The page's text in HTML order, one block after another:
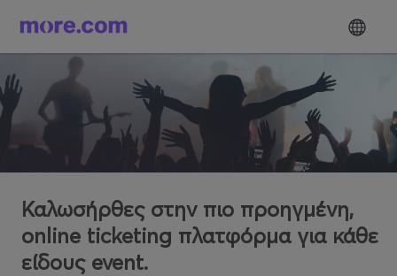
Καλωσήρθες στην πιο προηγμένη,
online ticketing πλατφόρμα για κάθε
είδους event.